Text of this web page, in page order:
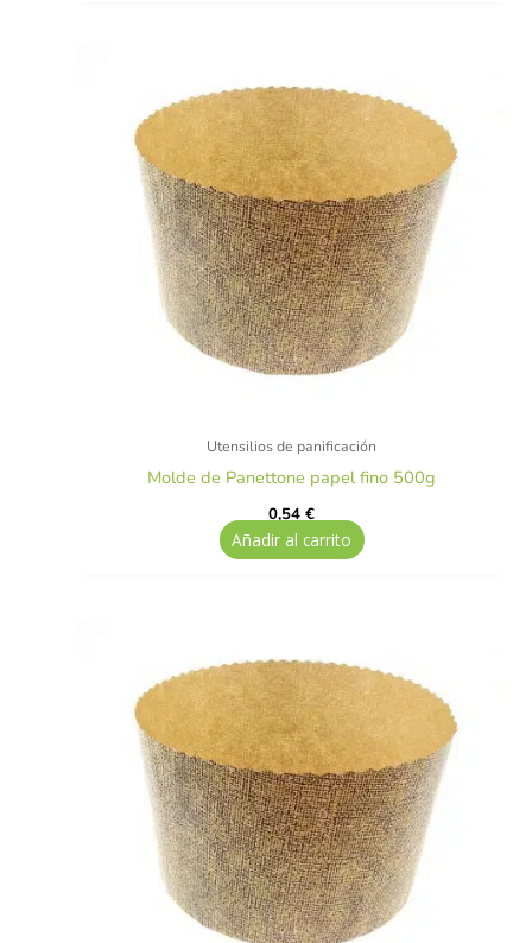
Utensilios de panificación
Molde de Panettone papel fino 500g
0,54€
Añadir al carrito